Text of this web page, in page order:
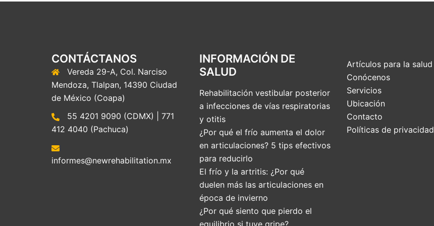
CONTÁCTANOS
Vereda 29-A, Col. Narciso
Mendoza, Tlalpan, 14390 Ciudad
de México (Coapa)
55 4201 9090 (CDMX) | 771
412 4040 (Pachuca)
informes@newrehabilitation.mx
INFORMACIÓN DE
SALUD
Rehabilitación vestibular posterior
a infecciones de vías respiratorias
y otitis
¿Por qué el frío aumenta el dolor
en articulaciones? 5 tips efectivos
para reducirlo
El frío y la artritis: ¿Por qué
duelen más las articulaciones en
época de invierno
¿Por qué siento que pierdo el
Artículos para la salud
Conócenos
Servicios
Ubicación
Contacto
Políticas de privacidad